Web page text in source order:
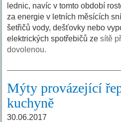
lednic, navíc v tomto období
za energie v letních měsících
šetřičů vody, dešťovky nebo
elektrických spotřebičů zesítě
dovolenou.
Mýty provázející
kuchyně
30.06.2017